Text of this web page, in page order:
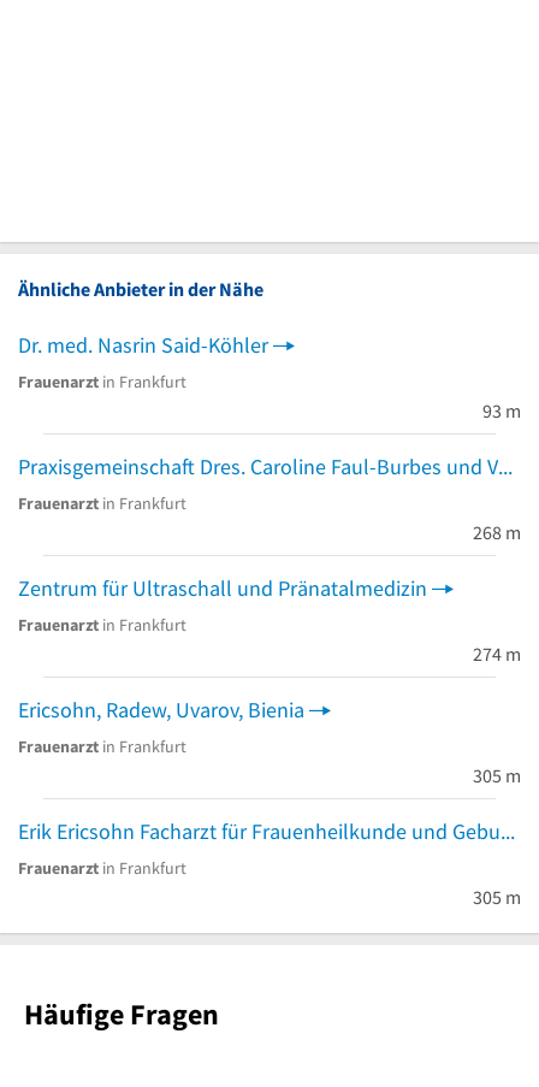
Ähnliche Anbieter in der Nähe
Dr. med. Nasrin Said-Köhler
Frauenarzt in Frankfurt
93 m
Praxisgemeinschaft Dres. Caroline Faul-Burbes und Vanessa I. Gies
Frauenarzt in Frankfurt
268 m
Zentrum für Ultraschall und Pränatalmedizin
Frauenarzt in Frankfurt
274 m
Ericsohn, Radew, Uvarov, Bienia
Frauenarzt in Frankfurt
305 m
Erik Ericsohn Facharzt für Frauenheilkunde und Geburtshilfe
Frauenarzt in Frankfurt
305 m
Häufige Fragen